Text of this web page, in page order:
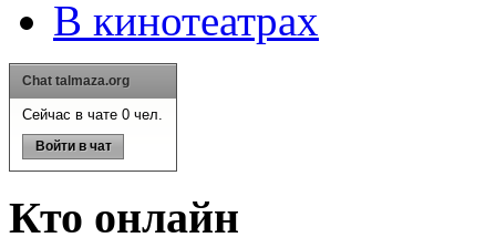
В кинотеатрах
Chat talmaza.org
Сейчас в чате 0 чел.
Войти в чат
Кто онлайн